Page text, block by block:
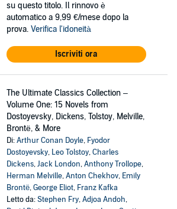
su questo titolo. Il rinnovo è
automatico a 9,99 €/mese dopo la
prova. Verifica l'idoneità
Iscriviti ora
The Ultimate Classics Collection –
Volume One: 15 Novels from
Dostoyevsky, Dickens, Tolstoy, Melville,
Brontë, & More
Di:Arthur Conan Doyle, Fyodor
Dostoyevsky, Leo Tolstoy,Charles
Dickens,Jack London,Anthony Trollope,
Herman Melville,Anton Chekhov, Emily
Brontë,George Eliot, Franz Kafka
Letto da:Stephen Fry,Adjoa Andoh,